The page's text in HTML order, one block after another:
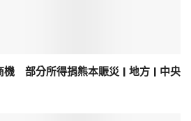
機 部分所得捐熊本賑災 | 地方 | 中央